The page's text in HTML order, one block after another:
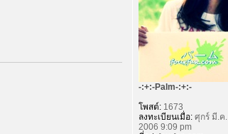
-:+:-Palm-:+:-
โพสต์:1673
ลงทะเบียนเมื่อ:ศุกร์ มี.ค.
2006 9:09 pm